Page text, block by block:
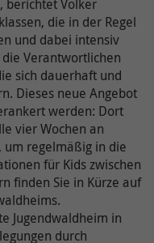
berichtet Volker
die in der Regel
und dabei intensiv
Verantwortlichen
sich dauerhaft und
Dieses neue Angebot
werden: Dort
vier Wochen an
um regelmäßig in die
für Kids zwischen
finden Sie in Kürze auf
Jugendwaldheim in
durch
{Widget-ID}-sound
den Ton
Dies wird hier
zu Google Maps erhalten
unter:
main-
datenschutz/